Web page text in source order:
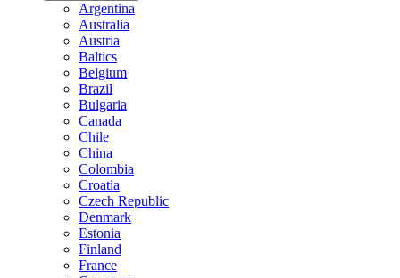
Argentina
Australia
Austria
Baltics
Belgium
Brazil
Bulgaria
Canada
Chile
China
Colombia
Croatia
Czech Republic
Denmark
Estonia
Finland
France